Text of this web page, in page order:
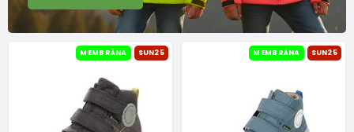
MEMBRÁNA SUN25 MEMBRÁNA SUN25